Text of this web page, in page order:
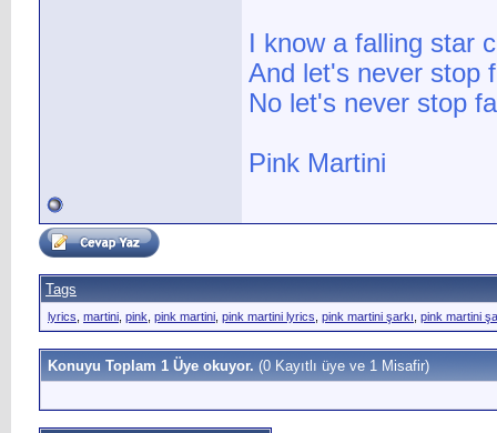
I know a falling star
And let's never stop
No let's never stop
Pink Martini
Tags
lyrics martini pink pink martini pink martini lyrics pink martini şarkı pink martini
Konuyu Toplam 1 Üye okuyor. (0 Kayıtlı üye ve 1 Misafir)